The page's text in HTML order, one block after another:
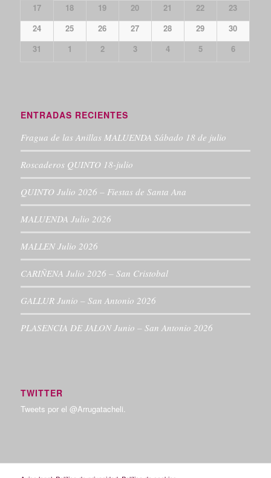
17
18 19 20 21 22
23
24
25 26 27 28 29
30
31
1 2 3 4 5 6
ENTRADAS RECIENTES
Fragua de las Anillas MALUENDA Sábado 18 de julio
Roscaderos QUINTO 18-julio
QUINTO Julio 2026 – Fiestas de Santa Ana
MALUENDA Julio 2026
MALLEN Julio 2026
CARIÑENA Julio 2026 – San Cristobal
GALLUR Junio – San Antonio 2026
PLASENCIA DE JALON Junio – San Antonio 2026
TWITTER
Tweets por el @Arrugatacheli.